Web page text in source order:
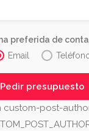
preferida de
Email
custom-post-